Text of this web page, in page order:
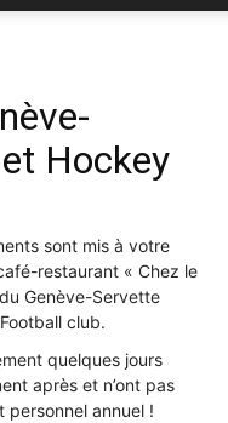
Hockey
sont mis à votre
restaurant « Chez le
Genève-Servette
club.
quelques jours
après et n’ont pas
personnel annuel !